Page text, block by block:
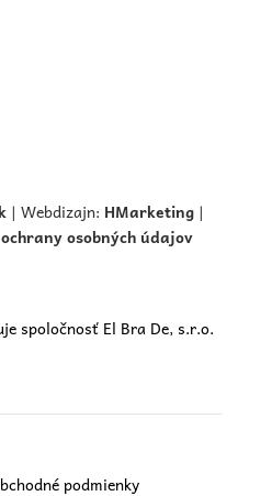
| Webdizajn: HMarketing |
osobných údajov
spoločnosť El Bra De, s.r.o.
podmienky